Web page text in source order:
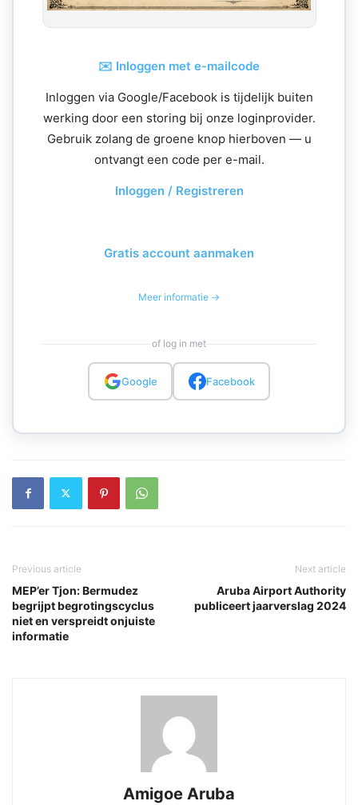
✉️ Inloggen met e-mailcode
Inloggen via Google/Facebook is tijdelijk buiten
werking door een storing bij onze loginprovider.
Gebruik zolang de groene knop hierboven — u
ontvangt een code per e-mail.
Inloggen / Registreren
Gratis account aanmaken
Meer informatie →
of log in met
Google Facebook
Previous article
MEP’er Tjon: Bermudez
begrijpt begrotingscyclus
niet en verspreidt onjuiste
informatie
Next article
Aruba Airport Authority
publiceert jaarverslag 2024
Amigoe Aruba